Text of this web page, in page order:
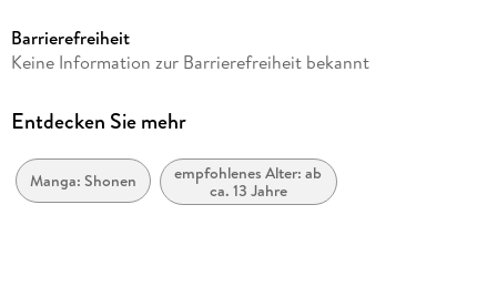
Reihe
Autor/Autorin
Übersetzung
Markus Lange
Barrierefreiheit
Keine Information zur Barrierefreiheit bekannt
Entdecken Sie mehr
Manga: Shonen
empfohlenes Alter: ab
ca. 13 Jahre